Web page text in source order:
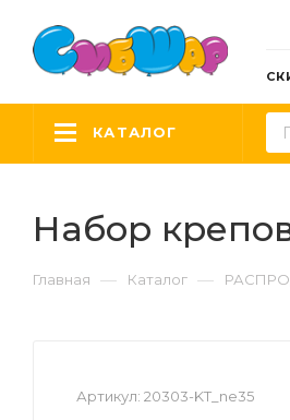
КАТАЛОГ
Набор
Главная — Каталог —
Артикул: 20303-KT_ne35